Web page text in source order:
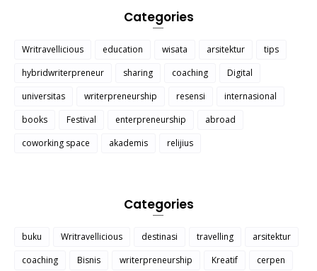
Categories
Writravellicious education wisata arsitektur
tips
hybridwriterpreneur
sharing coaching
Digital
universitas
writerpreneurship resensi
internasional
books
Festival enterpreneurship
abroad
coworking space
akademis relijius
Categories
buku Writravellicious destinasi travelling
arsitektur
coaching
Bisnis writerpreneurship Kreatif
cerpen